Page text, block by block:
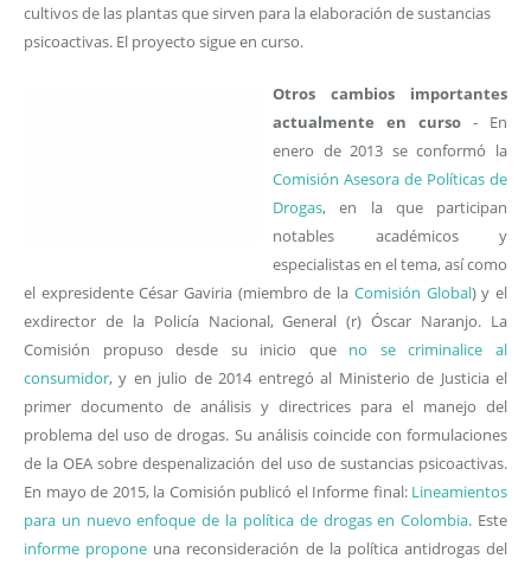
cultivos de las plantas que sirven para la elaboración de sustancias
psicoactivas. El proyecto sigue en curso.
Otros cambios importantes
actualmente en curso - En
enero de 2013 se conformó la
Comisión Asesora de Políticas de
Drogas, en la que participan
notables académicos y
especialistas en el tema, así como
el expresidente César Gaviria (miembro de la Comisión Global) y el
exdirector de la Policía Nacional, General (r) Óscar Naranjo. La
Comisión propuso desde su inicio que no se criminalice al
consumidor, y en julio de 2014 entregó al Ministerio de Justicia el
primer documento de análisis y directrices para el manejo del
problema del uso de drogas. Su análisis coincide con formulaciones
de la OEA sobre despenalización del uso de sustancias psicoactivas.
En mayo de 2015, la Comisión publicó el Informe final: Lineamientos
para un nuevo enfoque de la política de drogas en Colombia. Este
informe propone una reconsideración de la política antidrogas del